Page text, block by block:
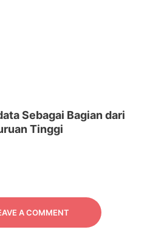
Sebagai Bagian dari
Tinggi
A COMMENT